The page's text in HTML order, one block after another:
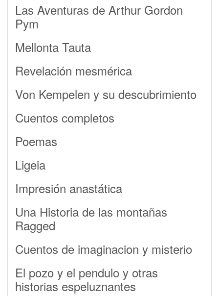
Las Aventuras de Arthur Gordon
Pym
Mellonta Tauta
Revelación mesmérica
Von Kempelen y su descubrimiento
Cuentos completos
Poemas
Ligeia
Impresión anastática
Una Historia de las montañas
Ragged
Cuentos de imaginacion y misterio
El pozo y el pendulo y otras
historias espeluznantes